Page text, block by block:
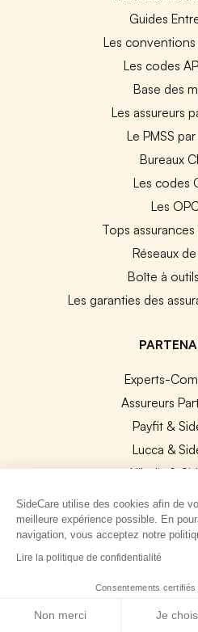
Guides
Les
Les codes
Base des
Les assureurs
Le PMSS
Bureaux
Les codes
Les
Tops
Réseaux
Boîte à
Les garanties des
Experts-
Assureurs
Payfit &
Lucca &
Nibelis &
Livi &
Lianeli &
API &
API
SideCare utilise des cookies afin de
meilleure expérience possible. En
navigation, vous acceptez notre
Lire la politique de confidentialité
Consentements certifiés
Non merci Je